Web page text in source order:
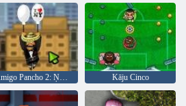
Amigo Pancho 2: Ņujorkas ballīte Kāju Cinco